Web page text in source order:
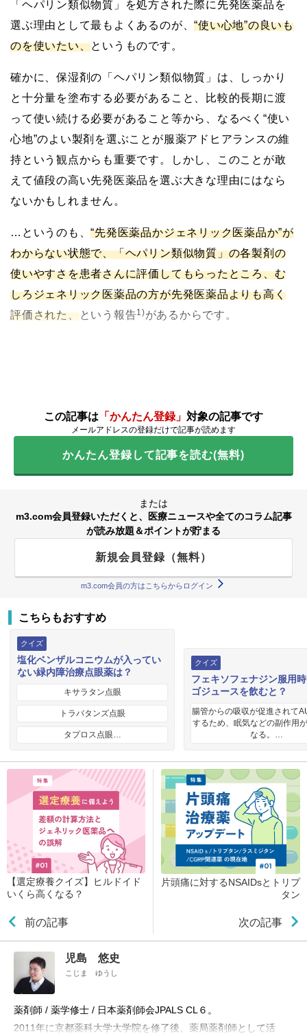
「ヘパリン類似物質」を処方された際に先発医薬品を
選ぶ理由として最もよくあるのが、“使い心地”の良いも
のを使いたい、というものです。
確かに、保湿剤の「ヘパリン類似物質」は、しっかり
と十分量を塗布する必要があること、比較的長期に渡
って使い続ける必要があること等から、なるべく“使い
心地”のよい製剤を選ぶことが服薬アドヒアランスの維
持という観点からも重要です。しかし、このことが敢
えて値段の高い先発医薬品を選ぶ大きな理由にはなら
ないかもしれません。
…というのも、“先発医薬品かジェネリック医薬品か”が
わからない状態で、「ヘパリン類似物質」の各製剤の
使いやすさを患者さんに評価してもらったところ、む
しろジェネリック医薬品の方が先発医薬品よりも高く
評価された、という報告1)があるからです。
この記事は 「かんたん登録」 対象の記事です
メールアドレスの登録だけで記事が読めます
かんたん登録して記事を読む(無料)
または
m3.com会員登録いただくと、医療ニュースや全てのコラム記事
が読み放題＆ポイントが貯まる
新規会員登録（無料）
m3.com会員の方はこちらからログイン
こちらもおすすめ
クイズ
塩化ベンザルコニウムが入ってい
ない緑内障治療点眼薬は？
キサラタン点眼
トラバタンズ点眼
タプロス点眼…
クイズ
フェキソフェナジン服用
ゴジュースを飲むと？
腸管からの吸収が促進されて
するため、眠気などの副作用
なる。…
【選定療養クイズ】ヒルドイド
いくら高くなる？
前の記事
片頭痛に対するNSAIDsとトリプ
タン
次の記事
児島 悠史
こじま ゆうし
薬剤師 / 薬学修士 / 日本薬剤師会JPALS CL６。
2011年に京都薬科大学大学院を修了後、薬局薬剤師として活